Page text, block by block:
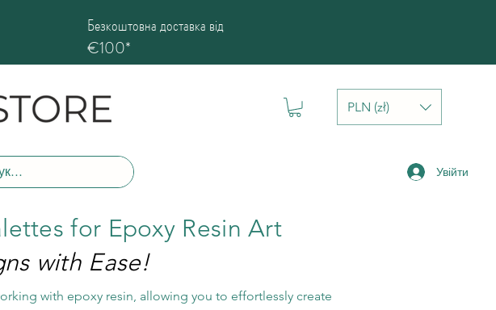
Безкоштовна доставка від
€100*
PLN (zł)
Увійти
for Epoxy Resin Art
with Ease!
with epoxy resin, allowing you to effortlessly create